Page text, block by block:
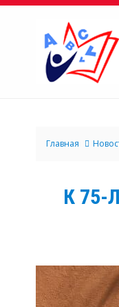
Главная
К